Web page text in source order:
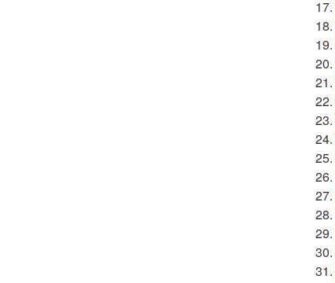
17.
18.
19.
20.
21.
22.
23.
24.
25.
26.
27.
28.
29.
30.
31.